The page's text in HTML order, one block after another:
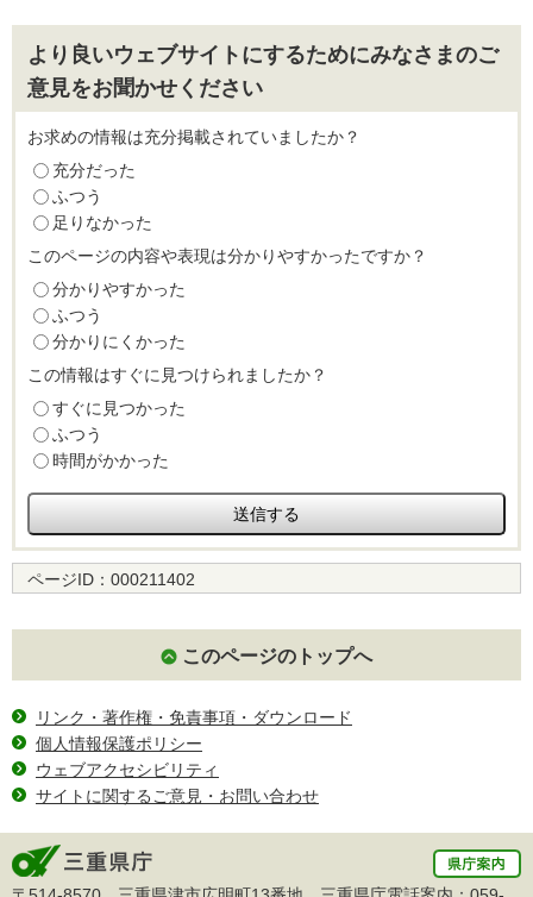
より良いウェブサイトにするためにみなさまのご
意見をお聞かせください
お求めの情報は充分掲載されていましたか？
充分だった
ふつう
足りなかった
このページの内容や表現は分かりやすかったですか？
分かりやすかった
ふつう
分かりにくかった
この情報はすぐに見つけられましたか？
すぐに見つかった
ふつう
時間がかかった
ページID： 000211402
このページのトップへ
リンク・著作権・免責事項・ダウンロード
個人情報保護ポリシー
ウェブアクセシビリティ
サイトに関するご意見・お問い合わせ